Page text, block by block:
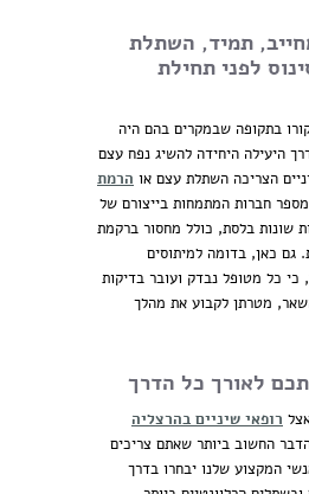
תמיד, השתלת
לפני תחילת
בתקופה שבמקרים בהם היה
היעילה היחידה להשיג נפח עצם
הצריכה השתלת עצם או הרמת
מספר חברות המתמחות בייצורם של
שונות בלסת, כולל מחסור ברקמת
כאן, בדומה למיתוסים
כי כל מטופל נבדק ועובר בדיקות
מטרתן לקבוע את מהלך
לאורך כל הדרך
רופאי שיניים בהרצליה
החשוב ביותר שאתם צריכים
המקצוע שלנו יבחרו בדרך